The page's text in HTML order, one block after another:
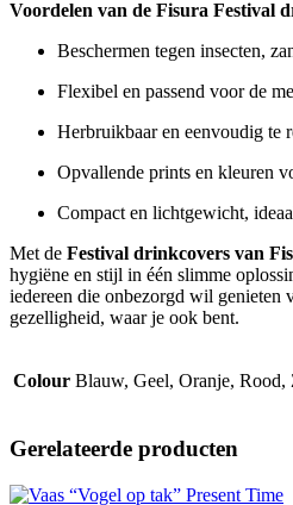
Voordelen van de Fisura Festival
Beschermen tegen insecten,
Flexibel en passend voor de
Herbruikbaar en eenvoudig te
Opvallende prints en kleuren
Compact en lichtgewicht,
Met de Festival drinkcovers van
hygiëne en stijl in één slimme
iedereen die onbezorgd wil genieten
gezelligheid, waar je ook bent.
Colour Blauw, Geel, Oranje, Rood,
Gerelateerde producten